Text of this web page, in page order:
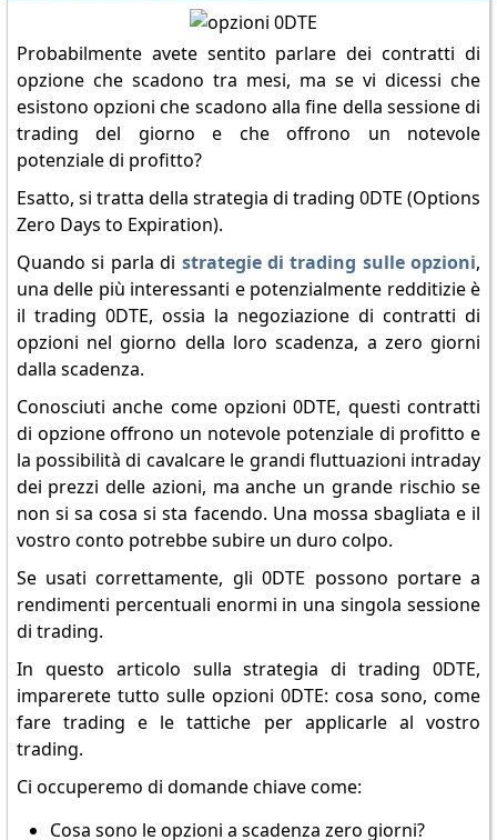
Probabilmente avete sentito parlare dei contratti di
opzione che scadono tra mesi, ma se vi dicessi che
esistono opzioni che scadono alla fine della sessione di
trading del giorno e che offrono un notevole
potenziale di profitto?
Esatto, si tratta della strategia di trading 0DTE (Options
Zero Days to Expiration).
Quando si parla di strategie di trading sulle opzioni,
una delle più interessanti e potenzialmente redditizie è
il trading 0DTE, ossia la negoziazione di contratti di
opzioni nel giorno della loro scadenza, a zero giorni
dalla scadenza.
Conosciuti anche come opzioni 0DTE, questi contratti
di opzione offrono un notevole potenziale di profitto e
la possibilità di cavalcare le grandi fluttuazioni intraday
dei prezzi delle azioni, ma anche un grande rischio se
non si sa cosa si sta facendo. Una mossa sbagliata e il
vostro conto potrebbe subire un duro colpo.
Se usati correttamente, gli 0DTE possono portare a
rendimenti percentuali enormi in una singola sessione
di trading.
In questo articolo sulla strategia di trading 0DTE,
imparerete tutto sulle opzioni 0DTE: cosa sono, come
fare trading e le tattiche per applicarle al vostro
trading.
Ci occuperemo di domande chiave come:
Cosa sono le opzioni a scadenza zero giorni?